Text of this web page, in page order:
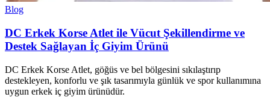
Blog
DC Erkek Korse Atlet ile Vücut Şekillendirme ve
Destek Sağlayan İç Giyim Ürünü
DC Erkek Korse Atlet, göğüs ve bel bölgesini sıkılaştırıp
destekleyen, konforlu ve şık tasarımıyla günlük ve spor kullanımına
uygun erkek iç giyim ürünüdür.